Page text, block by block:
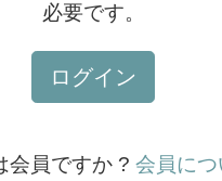
必要です。
ログイン
会員ですか ? 会員につ